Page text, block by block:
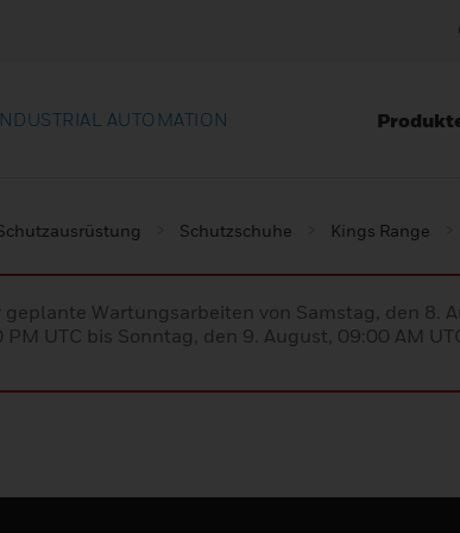
AUTOMATION
Schutzschuhe Kings Range
Wartungsarbeiten von Samstag, den 8.
UTC bis Sonntag, den 9. August, 09:00 AM